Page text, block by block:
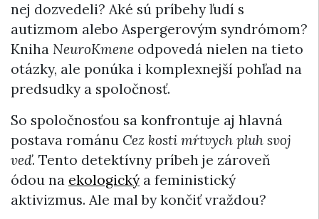
nej dozvedeli? Aké sú príbehy ľudí s
autizmom alebo Aspergerovým syndrómom?
Kniha NeuroKmene odpovedá nielen na tieto
otázky, ale ponúka i komplexnejší pohľad na
predsudky a spoločnosť.
So spoločnosťou sa konfrontuje aj hlavná
postava románu Cez kosti mŕtvych pluh svoj
veď. Tento detektívny príbeh je zároveň
ódou na ekologickýa feministický
aktivizmus. Ale mal by končiť vraždou?